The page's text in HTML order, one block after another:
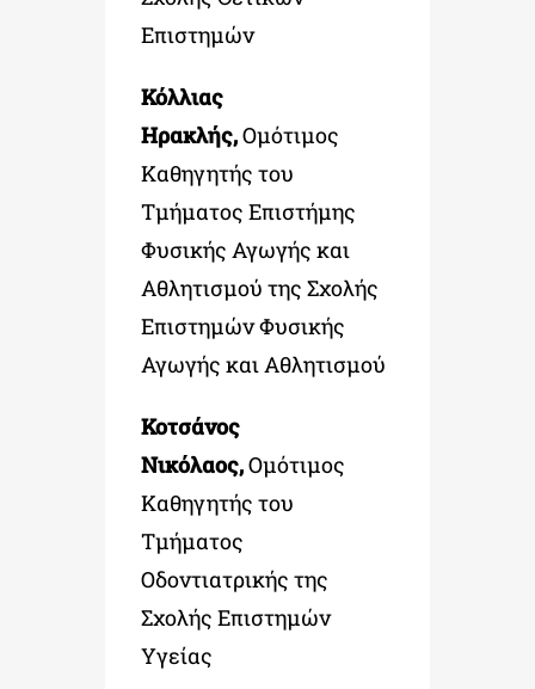
Επιστημών
Κόλλιας
Ηρακλής,Ομότιμος
Καθηγητής του
Τμήματος Επιστήμης
Φυσικής Αγωγής και
Αθλητισμού της Σχολής
Επιστημών Φυσικής
Αγωγής και Αθλητισμού
Κοτσάνος
Νικόλαος,Ομότιμος
Καθηγητής του
Τμήματος
Οδοντιατρικής της
Σχολής Επιστημών
Υγείας